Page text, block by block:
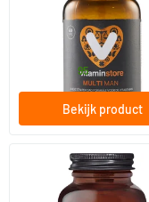
60/​120 tabletten
Vitaminstore
95
Bekijk product
(6)
Fertility for Men